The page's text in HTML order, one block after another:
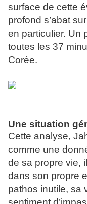
surface de cette
profond s’abat
en particulier. Un
toutes les 37
Corée.
Une situation
Cette analyse,
comme une
de sa propre vie,
dans son propre
pathos inutile, sa